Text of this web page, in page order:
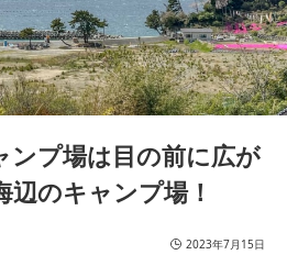
ンプ場は目の前に広が
のキャンプ場！
2023年7月15日